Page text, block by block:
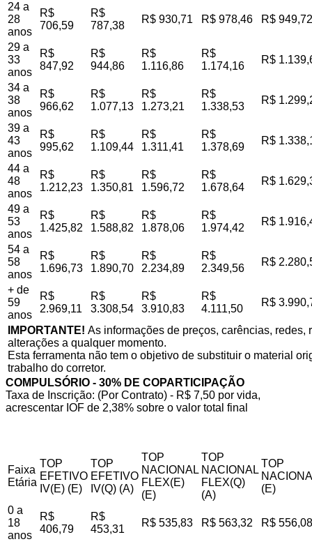
24 a
28
anos
R$
706,59
R$
787,38
R$ 930,71 R$ 978,46 R$ 949,72
29 a
33
anos
R$
847,92
R$
944,86
R$
1.116,86
R$
1.174,16
R$
34 a
38
anos
R$
966,62
R$
1.077,13
R$
1.273,21
R$
1.338,53
R$
39 a
43
anos
R$
995,62
R$
1.109,44
R$
1.311,41
R$
1.378,69
R$
44 a
48
anos
R$
1.212,23
R$
1.350,81
R$
1.596,72
R$
1.678,64
R$
49 a
53
anos
R$
1.425,82
R$
1.588,82
R$
1.878,06
R$
1.974,42
R$
54 a
58
anos
R$
1.696,73
R$
1.890,70
R$
2.234,89
R$
2.349,56
R$
+ de
59
anos
R$
2.969,11
R$
3.308,54
R$
3.910,83
R$
4.111,50
R$
IMPORTANTE! As informações de preços, carências,
alterações a qualquer momento.
Esta ferramenta não tem o objetivo de substituir o material
trabalho do corretor.
COMPULSÓRIO - 30% DE COPARTICIPAÇÃO
Taxa de Inscrição: (Por Contrato) - R$ 7,50 por vida,
acrescentar IOF de 2,38% sobre o valor total final
Faixa
Etária
TOP
EFETIVO
IV(E) (E)
TOP
EFETIVO
IV(Q) (A)
TOP
NACIONAL
FLEX(E)
(E)
TOP
NACIONAL
FLEX(Q)
(A)
TOP
(E)
0 a
18
anos
R$
406,79
R$
453,31
R$ 535,83 R$ 563,32 R$ 556,08